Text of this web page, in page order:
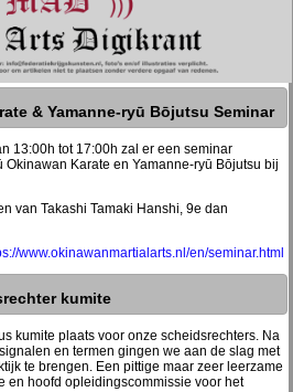
& Yamanne-ryū Bōjutsu Seminar
13:00h tot 17:00h zal er een seminar
Karate en Yamanne-ryū Bōjutsu bij
van Takashi Tamaki Hanshi, 9e dan
www.okinawanmartialarts.nl/en/seminar.html
kumite
kumite plaats voor onze scheidsrechters. Na
en termen gingen we aan de slag met
te brengen. Een pittige maar zeer leerzame
en hoofd opleidingscommissie voor het